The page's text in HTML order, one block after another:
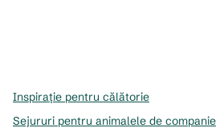
Inspirație pentru călătorie
Sejururi pentru animalele de companie